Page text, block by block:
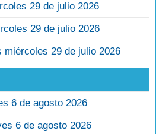
29 de julio 2026
29 de julio 2026
miércoles 29 de julio 2026
6 de agosto 2026
6 de agosto 2026